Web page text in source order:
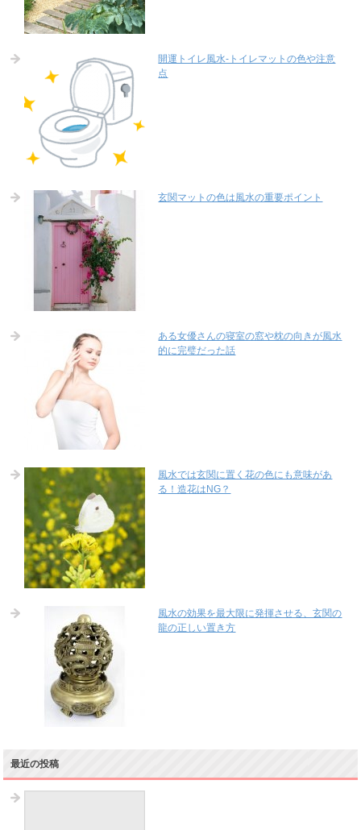
開運トイレ風水-トイレマットの色や注意
点
玄関マットの色は風水の重要ポイント
ある女優さんの寝室の窓や枕の向きが風水
的に完璧だった話
風水では玄関に置く花の色にも意味があ
る！造花はNG？
風水の効果を最大限に発揮させる、玄関の
龍の正しい置き方
最近の投稿